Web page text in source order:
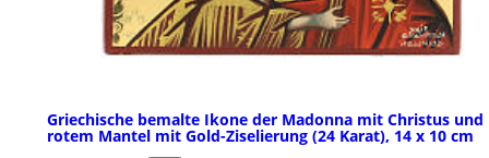
Griechische bemalte Ikone der Madonna mit Christus und
rotem Mantel mit Gold-Ziselierung (24 Karat), 14 x 10 cm